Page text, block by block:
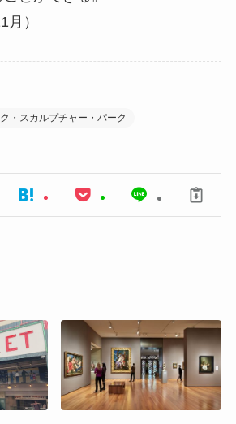
月）
・スカルプチャー・パーク